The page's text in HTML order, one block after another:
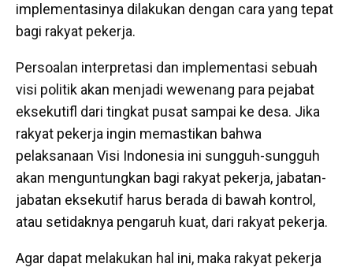
implementasinya dilakukan dengan cara yang tepat
bagi rakyat pekerja.
Persoalan interpretasi dan implementasi sebuah
visi politik akan menjadi wewenang para pejabat
eksekutifl dari tingkat pusat sampai ke desa. Jika
rakyat pekerja ingin memastikan bahwa
pelaksanaan Visi Indonesia ini sungguh-sungguh
akan menguntungkan bagi rakyat pekerja, jabatan-
jabatan eksekutif harus berada di bawah kontrol,
atau setidaknya pengaruh kuat, dari rakyat pekerja.
Agar dapat melakukan hal ini, maka rakyat pekerja